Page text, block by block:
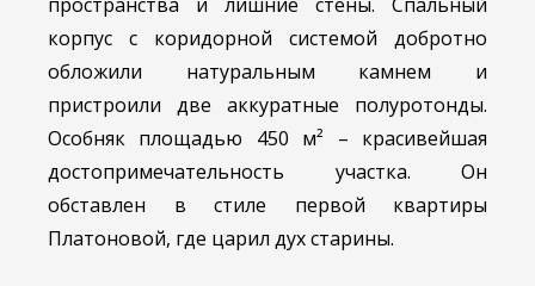
корпус с коридорной системой добротно
обложили натуральным камнем и
пристроили две аккуратные полуротонды.
Особняк площадью 450 м² – красивейшая
достопримечательность участка. Он
обставлен в стиле первой квартиры
Платоновой, где царил дух старины.